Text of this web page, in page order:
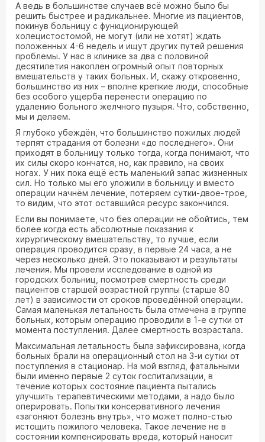
А ведь в большинстве случаев всё можно было бы
решить быстрее и радикальнее. Многие из пациентов,
покинув больницу с функционирующей
холецистостомой, не могут (или не хотят) ждать
положенных 4-6 недель и ищут других путей решения
проблемы. У нас в клинике за два с половиной
десятилетия накоплен огромный опыт повторных
вмешательств у таких больных. И, скажу откровенно,
большинство из них – вполне крепкие люди, способные
без особого ущерба перенести операцию по
удалению больного желчного пузыря. Что, собственно,
мы и делаем.
Я глубоко убеждён, что большинство пожилых людей
терпят страдания от болезни «до последнего». Они
приходят в больницу только тогда, когда понимают, что
их силы скоро кончатся, но, как правило, на своих
ногах. У них пока ещё есть маленький запас жизненных
сил. Но только мы его уложили в больницу и вместо
операции начнём лечение, потеряем сутки-двое-трое,
то видим, что этот оставшийся ресурс закончился.
Если вы понимаете, что без операции не обойтись, тем
более когда есть абсолютные показания к
хирургическому вмешательству, то лучше, если
операция проводится сразу, в первые 24 часа, а не
через несколько дней. Это показывают и результаты
лечения. Мы провели исследование в одной из
городских больниц, посмотрев смертность среди
пациентов старшей возрастной группы (старше 80
лет) в зависимости от сроков проведённой операции.
Самая маленькая летальность была отмечена в группе
больных, которым операцию проводили в 1-е сутки от
момента поступления. Далее смертность возрастала.
Максимальная летальность была зафиксирована, когда
больных брали на операционный стол на 3-и сутки от
поступления в стационар. На мой взгляд, фатальными
были именно первые 2 суток госпитализации, в
течение которых состояние пациента пытались
улучшить терапевтическими методами, а надо было
оперировать. Попытки консервативного лечения
«загоняют болезнь внутрь», что может полно-стью
истощить пожилого человека. Такое лечение не в
состоянии компенсировать вреда, который наносит